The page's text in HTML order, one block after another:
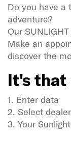
Do you have
adventure?
Our
Make an
discover the
It's that
1. Enter data
2. Select
3. Your